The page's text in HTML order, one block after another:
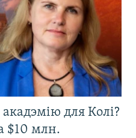
для Колі?
$10 млн.